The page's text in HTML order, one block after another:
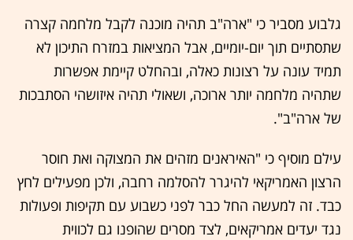
גלבוע מסביר כי "ארה"ב תהיה מוכנה לקבל מלחמה קצרה
שתסתיים תוך יום-יומיים, אבל המציאות במזרח התיכון לא
תמיד עונה על רצונות כאלה, ובהחלט קיימת אפשרות
שתהיה מלחמה יותר ארוכה, ושאולי תהיה איזושהי הסתבכות
של ארה"ב".
עילם מוסיף כי "האיראנים מזהים את המצוקה ואת חוסר
הרצון האמריקאי להיגרר להסלמה רחבה, ולכן מפעילים לחץ
כבד. זה למעשה החל כבר לפני כשבוע עם תקיפות ופעולות
נגד יעדים אמריקאים, לצד מסרים שהופנו גם לכווית